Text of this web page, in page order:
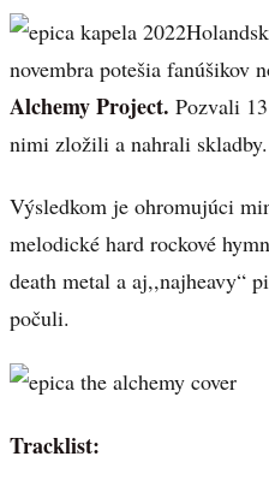
novembra potešia fanúšikov
Alchemy Project. Pozvali
nimi zložili a nahrali skladby.
Výsledkom je ohromujúci
melodické hard rockové
death metal a aj,,najheavy“
počuli.
Tracklist: